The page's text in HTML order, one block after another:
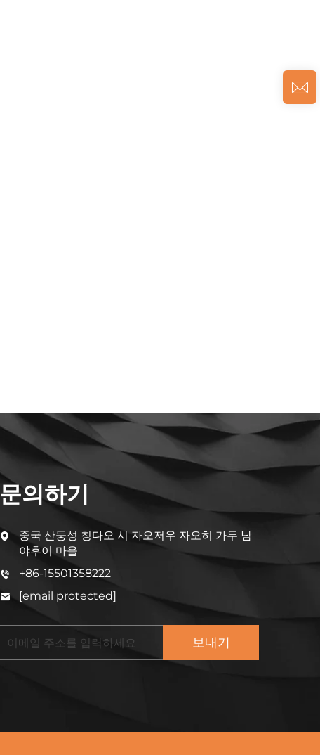
문의하기
중국 산둥성 칭다오 시 자오저우 자오히 가두 남
야후이 마을
+86-15501358222
[email protected]
보내기